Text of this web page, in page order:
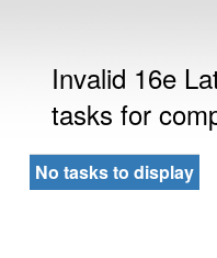
Invalid 16e
tasks for
No tasks to display